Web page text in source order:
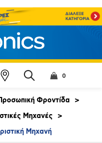
0
Φροντίδα
>
Μηχανές
>
Μηχανή